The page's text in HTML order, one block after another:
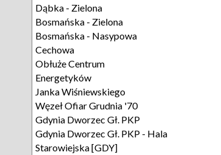
Dąbka - Zielona
Bosmańska - Zielona
Bosmańska - Nasypowa
Cechowa
Obłuże Centrum
Energetyków
Janka Wiśniewskiego
Węzeł Ofiar Grudnia '70
Gdynia Dworzec Gł. PKP
Gdynia Dworzec Gł. PKP - Hala
Starowiejska [GDY]